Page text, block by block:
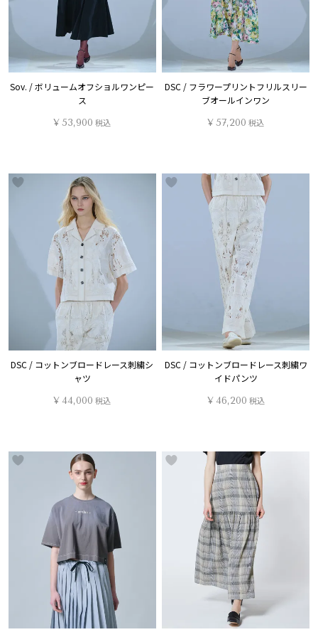
Sov. / ボリュームオフショルワンピー
ス
¥ 53,900 税込
DSC / フラワープリントフリルスリー
ブオールインワン
¥57,200 税込
DSC / コットンブロードレース刺繍シ
ャツ
¥ 44,000 税込
DSC / コットンブロードレース刺繍ワ
イドパンツ
¥ 46,200 税込